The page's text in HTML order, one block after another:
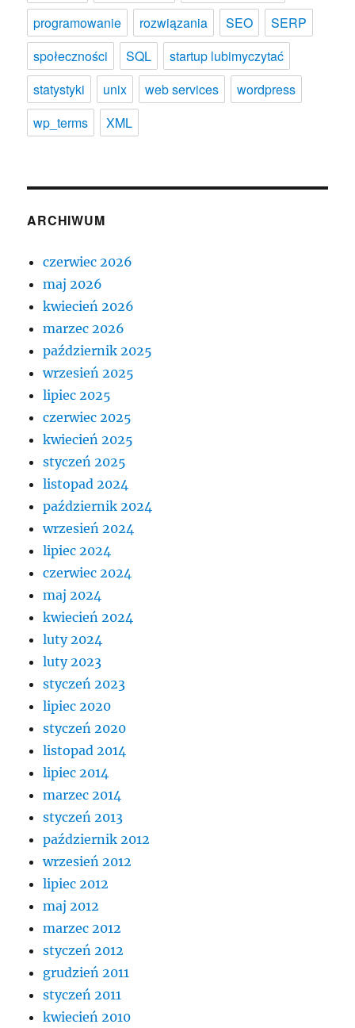
programowanie
rozwiązania SEO
SERP
społeczności
SQL
startup lubimyczytać
statystyki
unix web services
wordpress
wp_terms
XML
ARCHIWUM
czerwiec 2026
maj 2026
kwiecień 2026
marzec 2026
październik 2025
wrzesień 2025
lipiec 2025
czerwiec 2025
kwiecień 2025
styczeń 2025
listopad 2024
październik 2024
wrzesień 2024
lipiec 2024
czerwiec 2024
maj 2024
kwiecień 2024
luty 2024
luty 2023
styczeń 2023
lipiec 2020
styczeń 2020
listopad 2014
lipiec 2014
marzec 2014
styczeń 2013
październik 2012
wrzesień 2012
lipiec 2012
maj 2012
marzec 2012
styczeń 2012
grudzień 2011
styczeń 2011
kwiecień 2010